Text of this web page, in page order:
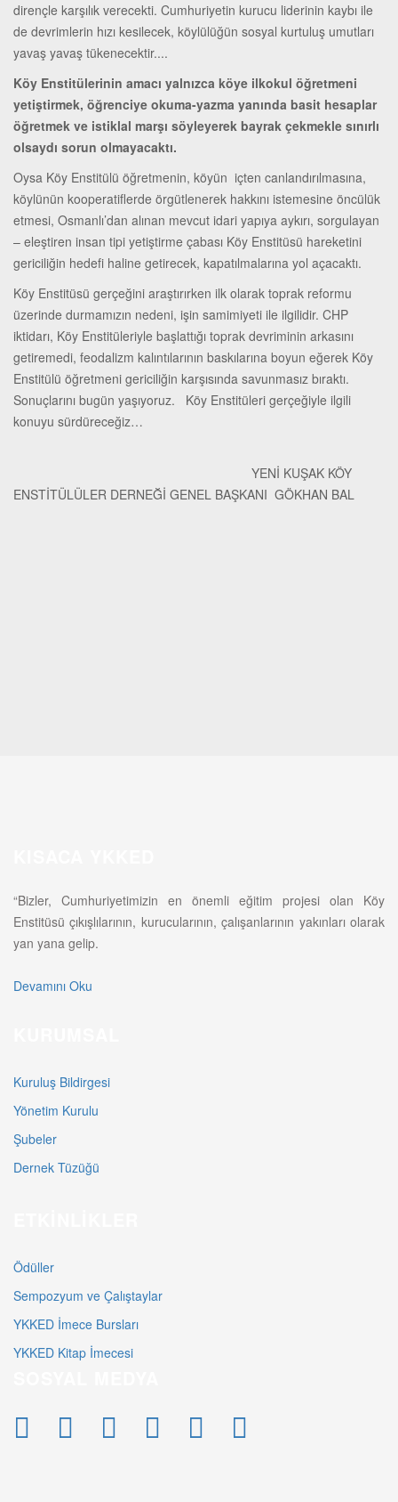
dirençle karşılık verecekti. Cumhuriyetin kurucu liderinin kaybı ile
de devrimlerin hızı kesilecek, köylülüğün sosyal kurtuluş umutları
yavaş yavaş tükenecektir....
Köy Enstitülerinin amacı yalnızca köye ilkokul öğretmeni
yetiştirmek, öğrenciye okuma-yazma yanında basit hesaplar
öğretmek ve istiklal marşı söyleyerek bayrak çekmekle sınırlı
olsaydı sorun olmayacaktı.
Oysa Köy Enstitülü öğretmenin, köyün içten canlandırılmasına,
köylünün kooperatiflerde örgütlenerek hakkını istemesine öncülük
etmesi, Osmanlı’dan alınan mevcut idari yapıya aykırı, sorgulayan
– eleştiren insan tipi yetiştirme çabası Köy Enstitüsü hareketini
gericiliğin hedefi haline getirecek, kapatılmalarına yol açacaktı.
Köy Enstitüsü gerçeğini araştırırken ilk olarak toprak reformu
üzerinde durmamızın nedeni, işin samimiyeti ile ilgilidir. CHP
iktidarı, Köy Enstitüleriyle başlattığı toprak devriminin arkasını
getiremedi, feodalizm kalıntılarının baskılarına boyun eğerek Köy
Enstitülü öğretmeni gericiliğin karşısında savunmasız bıraktı.
Sonuçlarını bugün yaşıyoruz. Köy Enstitüleri gerçeğiyle ilgili
konuyu sürdüreceğiz…
YENİ KUŞAK KÖY
ENSTİTÜLÜLER DERNEĞİ GENEL BAŞKANI GÖKHAN BAL
“Bizler, Cumhuriyetimizin en önemli eğitim projesi olan Köy
Enstitüsü çıkışlılarının, kurucularının, çalışanlarının yakınları olarak
yan yana gelip.
Devamını Oku
Kuruluş Bildirgesi
Yönetim Kurulu
Şubeler
Dernek Tüzüğü
Ödüller
Sempozyum ve Çalıştaylar
YKKED İmece Bursları
YKKED Kitap İmecesi